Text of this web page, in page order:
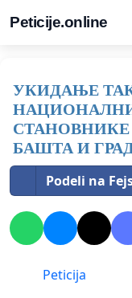
Peticije.online
УКИДАЊЕ
НАЦИОНАЛНИ
БАШТА И
Podeli na
Peticija